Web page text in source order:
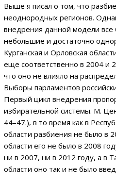
Выше я писал о том, что
неоднородных регионов.
внедрения данной модели все
небольшие и достаточно
Курганская и Орловская
еще соответственно в 2004 и
что оно не влияло на
Выборы парламентов
Первый цикл внедрения
избирательной системы. М.
44–47.), в то время как в
области разбиения не было в
области его не было в 2008
ни в 2007, ни в 2012 году, а в
области оно так и не было